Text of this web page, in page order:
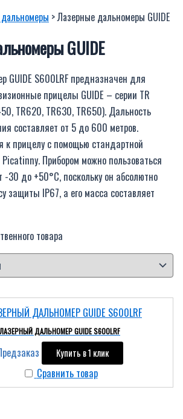
> Лазерные дальномеры GUIDE
GUIDE
GUIDE S600LRF предназначен для
прицелы GUIDE – серии TR
TR620, TR630, TR650). Дальность
составляет от 5 до 600 метров.
к прицелу с помощью стандартной
Picatinny. Прибором можно пользоваться
-30 до +50°C, поскольку он абсолютно
защиты IP67, а его масса составляет
товара
ЛАЗЕРНЫЙ ДАЛЬНОМЕР GUIDE S600LRF
Купить в 1 клик
Сравнить товар